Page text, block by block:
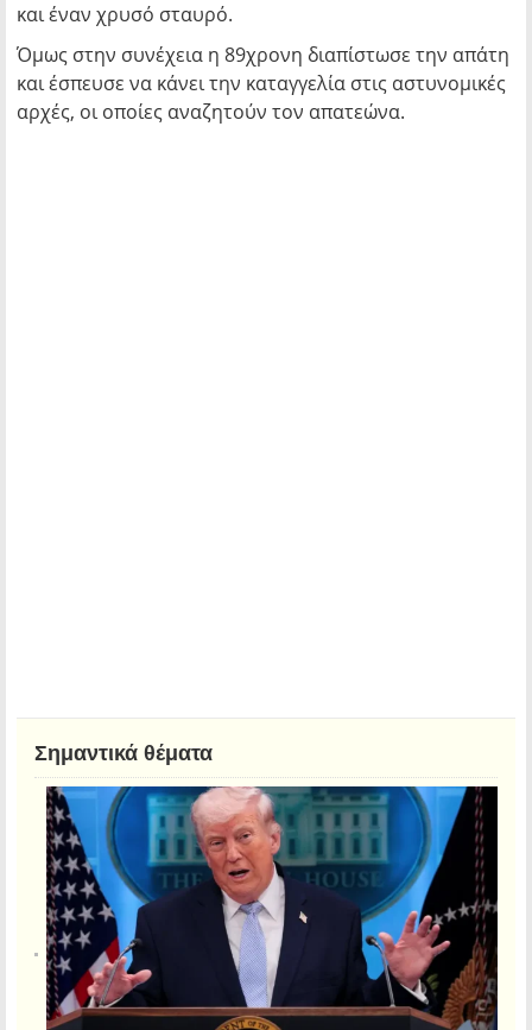
και έναν χρυσό σταυρό.
Όμως στην συνέχεια η 89χρονη διαπίστωσε την απάτη
και έσπευσε να κάνει την καταγγελία στις αστυνομικές
αρχές, οι οποίες αναζητούν τον απατεώνα.
Σημαντικά θέματα